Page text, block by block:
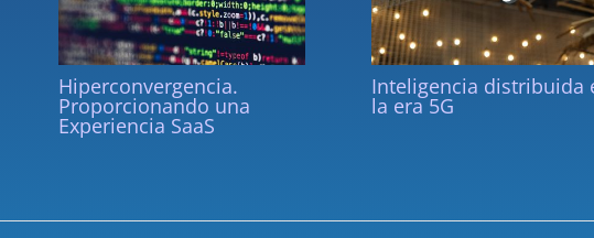
Hiperconvergencia.
Proporcionando una
Experiencia SaaS
Inteligencia distribuida
la era 5G